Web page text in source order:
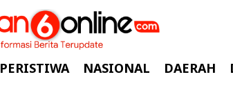
PERISTIWA NASIONAL DAERAH